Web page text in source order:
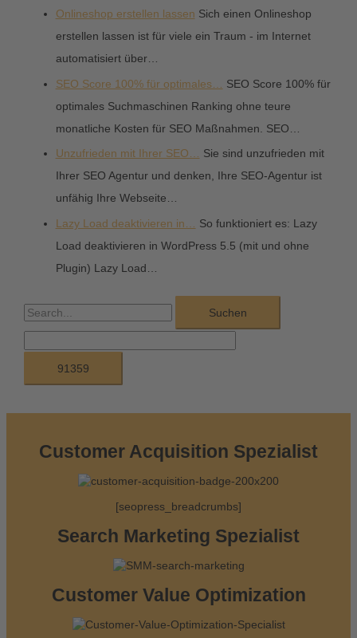
Onlineshop erstellen lassen Sich einen Onlineshop
erstellen lassen ist für viele ein Traum - im Internet
automatisiert über…
SEO Score 100% für optimales…
SEO Score 100% für
optimales Suchmaschinen Ranking ohne teure
monatliche Kosten für SEO Maßnahmen. SEO…
Unzufrieden mit Ihrer SEO… Sie sind unzufrieden mit
Ihrer SEO Agentur und denken, Ihre SEO-Agentur ist
unfähig Ihre Webseite…
Lazy Load deaktivieren in…
So funktioniert es: Lazy
Load deaktivieren in WordPress 5.5 (mit und ohne
Plugin) Lazy Load…
S
u
c
Customer Acquisition Spezialist
[seopress_breadcrumbs]
Search Marketing Spezialist
Customer Value Optimization